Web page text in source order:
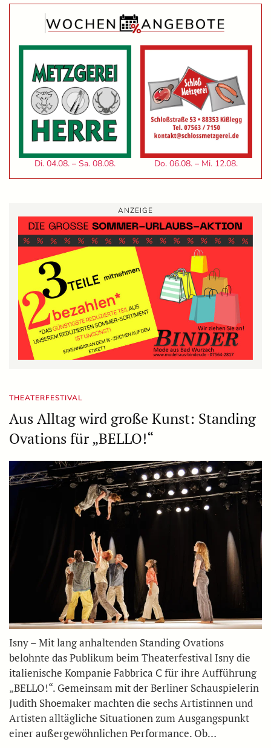
Di. 04.08. – Sa. 08.08. Do. 06.08. – Mi. 12.08.
ANZEIGE
THEATERFESTIVAL
Aus Alltag wird große Kunst: Standing
Ovations für „BELLO!“
Isny – Mit lang anhaltenden Standing Ovations
belohnte das Publikum beim Theaterfestival Isny die
italienische Kompanie Fabbrica C für ihre Aufführung
„BELLO!“. Gemeinsam mit der Berliner Schauspielerin
Judith Shoemaker machten die sechs Artistinnen und
Artisten alltägliche Situationen zum Ausgangspunkt
einer außergewöhnlichen Performance. Ob…